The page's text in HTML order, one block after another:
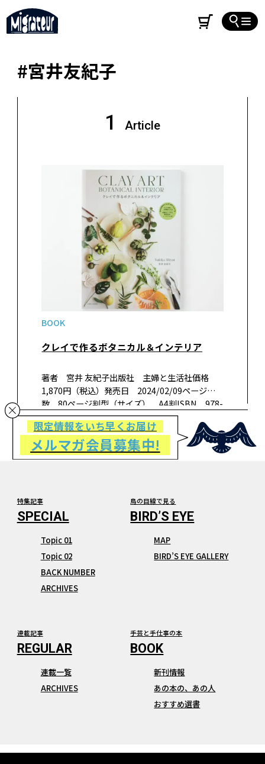
#宮井友紀子
1 Article
BOOK
クレイで作るボタニカル＆インテリア
著者 宮井 友紀子出版社 主婦と生活社価格
1,870円（税込）発売日 2024/02/09ページ
数 80ページ判型（サイズ） A4判ISBN 978-
4-391-16083-3書籍紹介コロナ禍以降、観葉植
物人気がアップ。これを精緻なクレイで作るレ
シ…
限定情報をいち早くお届け
メルマガ会員募集中!
特集記事
Topic 01
Topic 02
BACK NUMBER
ARCHIVES
鳥の目線で見る
MAP
BIRD’S EYE GALLERY
連載記事
連載一覧
ARCHIVES
手芸と手仕事の本
新刊情報
あの本の、あの人
おすすめ選書